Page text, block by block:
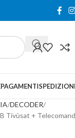
PAGAMENTISPEDIZIONI
DECODER
Tivùsat +